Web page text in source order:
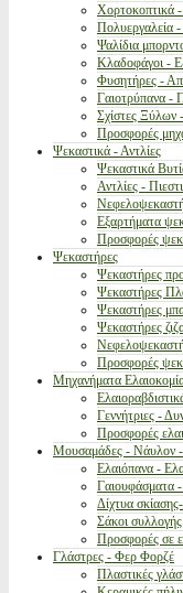
Χορτοκοπτικά
Πολυεργαλεία
Ψαλίδια
Κλαδοφάγοι -
Φυσητήρες -
Γαιοτρύπανα -
Σχίστες
Προσφορές
Ψεκαστικά - Αντλίες
Ψεκαστικά
Αντλίες -
Εξαρτήματα
Προσφορές
Ψεκαστήρες
Ψεκαστήρες
Ψεκαστήρες
Ψεκαστήρες
Ψεκαστήρες
Προσφορές
Μηχανήματα
Γεννήτριες -
Προσφορές
Μουσαμάδες - Νάυλον -
Ελαιόπανα -
Γαιουφάσματα
Δίχτυα
Σάκοι
Προσφορές σε
Γλάστρες - Φερ Φορζέ
Πλαστικές